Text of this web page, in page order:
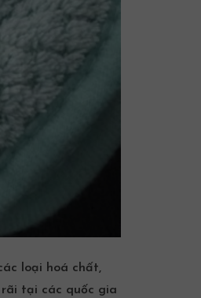
loại hoá chất,
rãi tại các quốc gia